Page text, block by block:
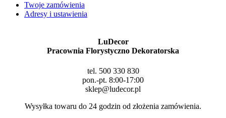
Twoje zamówienia
Adresy i ustawienia
LuDecor
Pracownia Florystyczno Dekoratorska
tel. 500 330 830
pon.-pt. 8:00-17:00
sklep@ludecor.pl
Wysyłka towaru do 24 godzin od złożenia zamówienia.